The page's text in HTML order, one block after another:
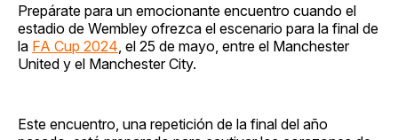
Prepárate para un emocionante encuentro cuando el
estadio de Wembley ofrezca el escenario para la final de
la FA Cup 2024 , el 25 de mayo, entre el Manchester
United y el Manchester City.
Este encuentro, una repetición de la final del año